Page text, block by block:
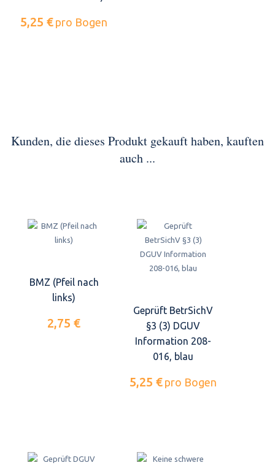
5,25 € pro Bogen
Kunden, die dieses Produkt gekauft haben, kauften
auch ...
BMZ (Pfeil nach
links)
2,75 €
Geprüft BetrSichV
§3 (3) DGUV
Information 208-
016, blau
5,25 € pro Bogen